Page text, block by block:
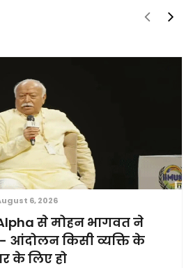
6, 2026
से मोहन भागवत ने
आंदोलन किसी व्यक्ति के
के लिए हो